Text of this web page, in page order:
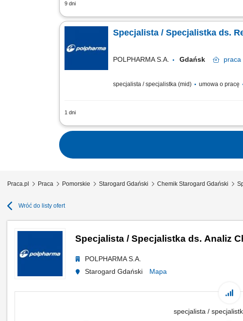
9 dni
Zakres obowiązków: Przygotowywanie i
Specjalista / Specjalistka ds.
POLPHARMA S.A. Gdańsk praca
specjalista / specjalistka (mid) umowa o pracę
1 dni
Zakres obowiązków: przygotowywanie
Praca.pl Praca Pomorskie Starogard Gdański Chemik Starogard Gdański
Wróć do listy ofert
Specjalista / Specjalistka ds. Analiz
POLPHARMA S.A.
Starogard Gdański
Mapa
specjalista /